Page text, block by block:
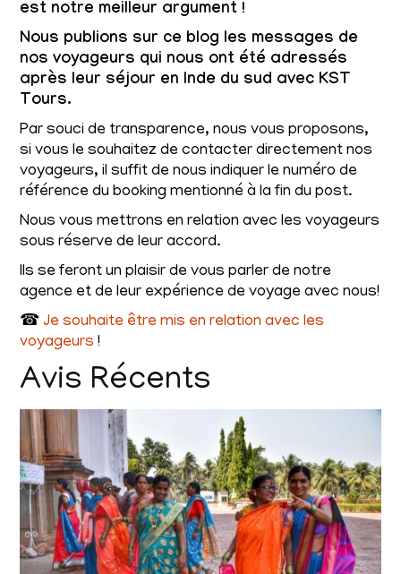
est notre meilleur argument !
Nous publions sur ce blog les messages de
nos voyageurs qui nous ont été adressés
après leur séjour en Inde du sud avec KST
Tours.
Par souci de transparence, nous vous proposons,
si vous le souhaitez de contacter directement nos
voyageurs, il suffit de nous indiquer le numéro de
référence du booking mentionné à la fin du post.
Nous vous mettrons en relation avec les voyageurs
sous réserve de leur accord.
Ils se feront un plaisir de vous parler de notre
agence et de leur expérience de voyage avec nous!
☎Je souhaite être mis en relation avec les
voyageurs !
Avis Récents